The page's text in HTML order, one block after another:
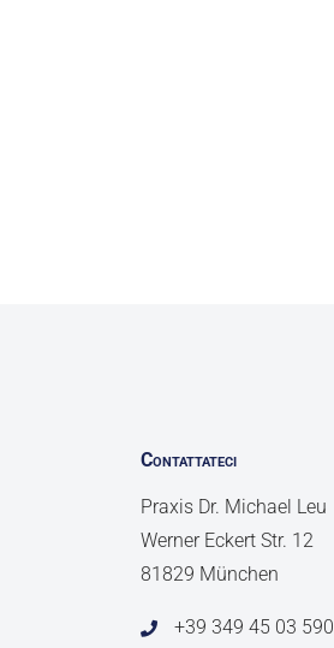
Contattateci
Praxis Dr. Michael Leu
Werner Eckert Str. 12
81829 München
+39 349 45 03 590